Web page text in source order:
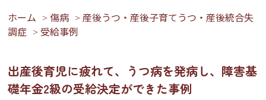
ホーム >傷病 > 産後うつ・産後子育てうつ・産後統合失
調症
> 受給事例
出産後育児に疲れて、うつ病を発病し、障害基
礎年金2級の受給決定ができた事例